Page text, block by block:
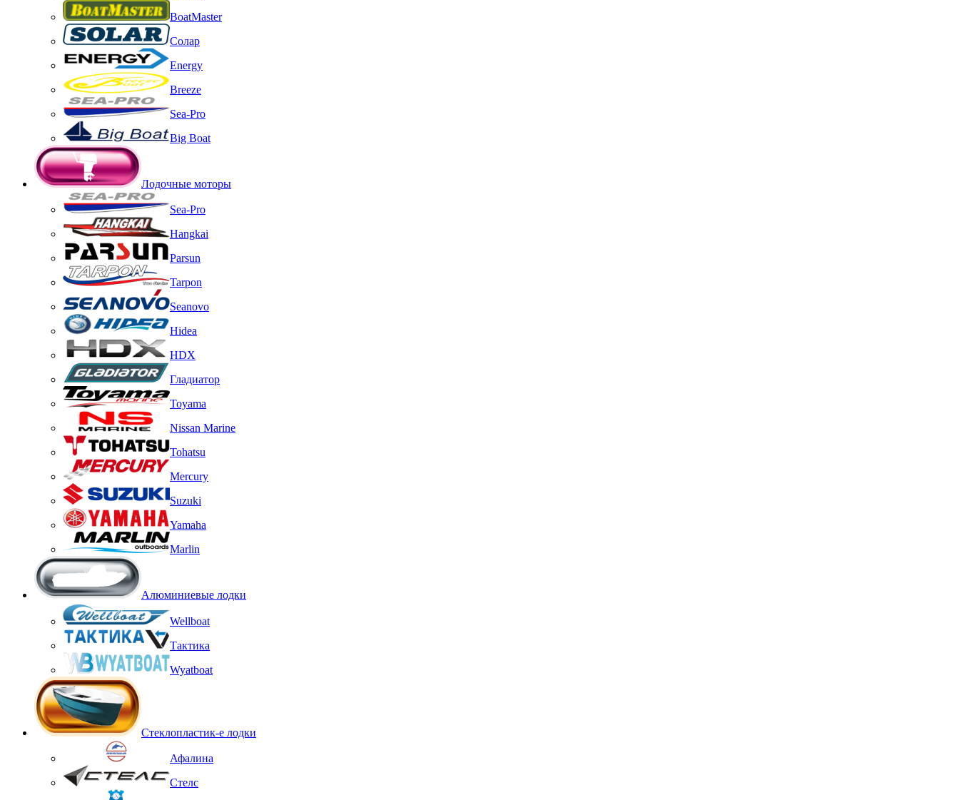
BoatMaster
Солар
Energy
Breeze
Sea-Pro
Big Boat
Лодочные моторы
Sea-Pro
Hangkai
Parsun
Tarpon
Seanovo
Hidea
HDX
Гладиатор
Toyama
Nissan Marine
Tohatsu
Mercury
Suzuki
Yamaha
Marlin
Алюминиевые лодки
Wellboat
Тактика
Wyatboat
Стеклопластик-е лодки
Афалина
Стелс